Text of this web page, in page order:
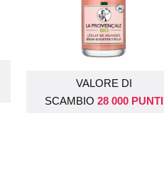
VALORE DI
SCAMBIO 28 000 PUNTI